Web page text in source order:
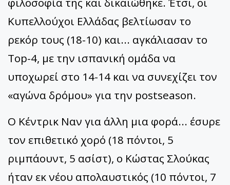
Κυπελλούχοι Ελλάδας βελτίωσαν το
ρεκόρ τους (18-10) και... αγκάλιασαν το
Top-4, με την ισπανική ομάδα να
υποχωρεί στο 14-14 και να συνεχίζει τον
«αγώνα δρόμου» για την postseason.
Ο Κέντρικ Ναν για άλλη μια φορά... έσυρε
τον επιθετικό χορό (18 πόντοι, 5
ριμπάουντ, 5 ασίστ), ο Κώστας Σλούκας
ήταν εκ νέου απολαυστικός (10 πόντοι, 7